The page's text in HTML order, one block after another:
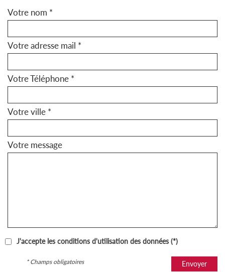
Votre nom *
Votre adresse mail *
Votre Téléphone *
Votre ville *
Votre message
J'accepte les conditions d'utilisation des données (*)
Envoyer
* Champs obligatoires